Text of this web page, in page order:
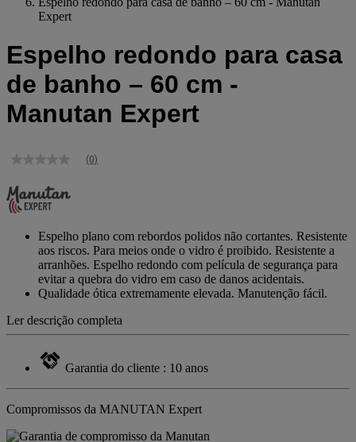
Expert
Espelho redondo para casa
de banho – 60 cm -
Manutan Expert
Sem
de
classificação
Link
mesma
página.
(0)
Espelho plano com rebordos polidos não cortantes. Resistente
aos riscos. Para meios onde o vidro é proibido. Resistente a
arranhões. Espelho redondo com película de segurança para
evitar a quebra do vidro em caso de danos acidentais.
Qualidade ótica extremamente elevada. Manutenção fácil.
Ler descrição completa
Garantia do cliente : 10 anos
Compromissos da MANUTAN Expert